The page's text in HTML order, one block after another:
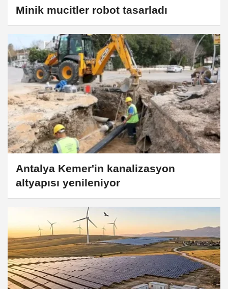
Minik mucitler robot tasarladı
Antalya Kemer'in kanalizasyon
altyapısı yenileniyor